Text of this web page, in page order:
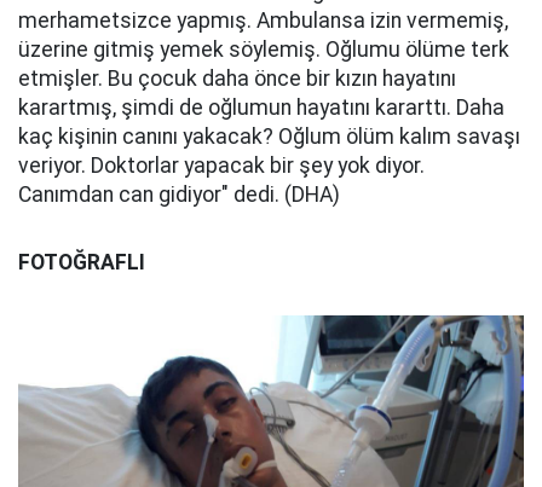
merhametsizce yapmış. Ambulansa izin vermemiş,
üzerine gitmiş yemek söylemiş. Oğlumu ölüme terk
etmişler. Bu çocuk daha önce bir kızın hayatını
karartmış, şimdi de oğlumun hayatını kararttı. Daha
kaç kişinin canını yakacak? Oğlum ölüm kalım savaşı
veriyor. Doktorlar yapacak bir şey yok diyor.
Canımdan can gidiyor" dedi. (DHA)
FOTOĞRAFLI